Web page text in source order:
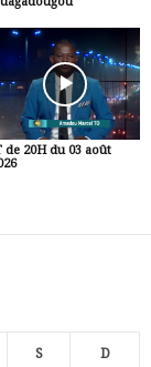
de 20H du 03 août
S D